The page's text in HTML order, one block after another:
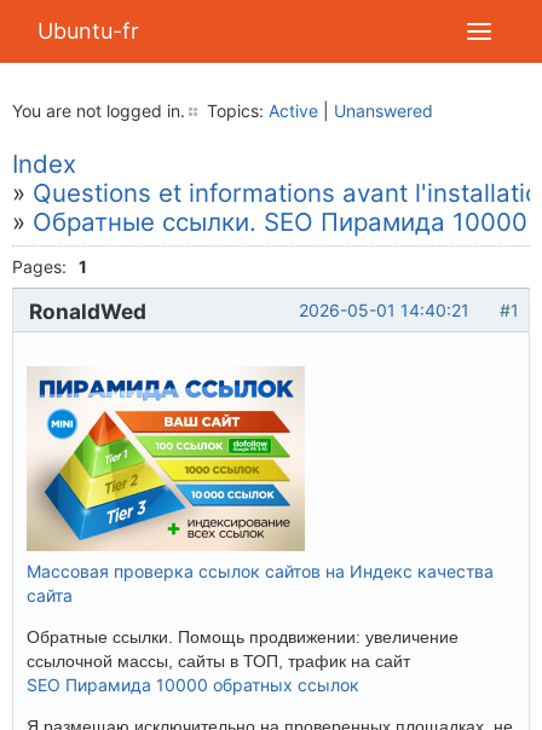
Ubuntu-fr
You are not logged in. Topics: Active Unanswered
Index
» Questions et informations avant
» Обратные ссылки. SEO Пирамида 10000
Pages: 1
#1
2026-05-01 14:40:21
RonaldWed
Массовая проверка ссылок сайтов на Индекс качества
сайта
Обратные ссылки. Помощь продвижении: увеличение
ссылочной массы, сайты в ТОП, трафик на сайт
SEO Пирамида 10000 обратных ссылок